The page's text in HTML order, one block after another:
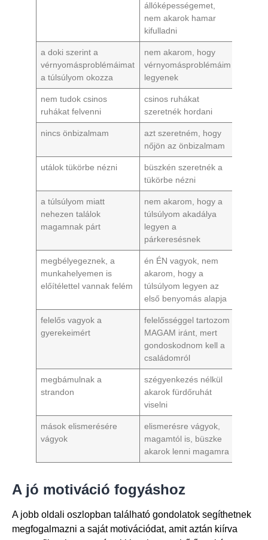
állóképességemet,
nem akarok hamar
kifulladni
a doki szerint a
vérnyomásproblémáimat
a túlsúlyom okozza
nem akarom, hogy
vérnyomásproblémáim
legyenek
nem tudok csinos
ruhákat felvenni
csinos ruhákat
szeretnék hordani
nincs önbizalmam
azt szeretném, hogy
nőjön az önbizalmam
utálok tükörbe nézni
büszkén szeretnék a
tükörbe nézni
a túlsúlyom miatt
nehezen találok
magamnak párt
nem akarom, hogy a
túlsúlyom akadálya
legyen a
párkeresésnek
megbélyegeznek, a
munkahelyemen is
előítélettel vannak felém
én ÉN vagyok, nem
akarom, hogy a
túlsúlyom legyen az
első benyomás alapja
felelős vagyok a
gyerekeimért
felelősséggel tartozom
MAGAM iránt, mert
gondoskodnom kell a
családomról
megbámulnak a
strandon
szégyenkezés nélkül
akarok fürdőruhát
viselni
mások elismerésére
vágyok
elismerésre vágyok,
magamtól is, büszke
akarok lenni magamra
A jó motiváció fogyáshoz
A jobb oldali oszlopban található gondolatok segíthetnek
megfogalmazni a saját motivációdat, amit aztán kiírva